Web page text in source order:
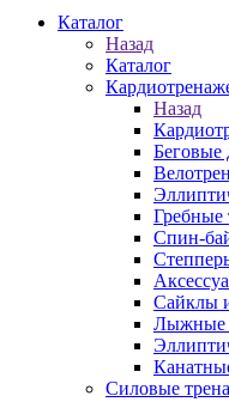
Каталог
Назад
Каталог
Назад
Беговые
Гребные
Спин-
Сайклы
Лыжные
Силовые